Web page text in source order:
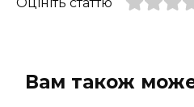
Вам також